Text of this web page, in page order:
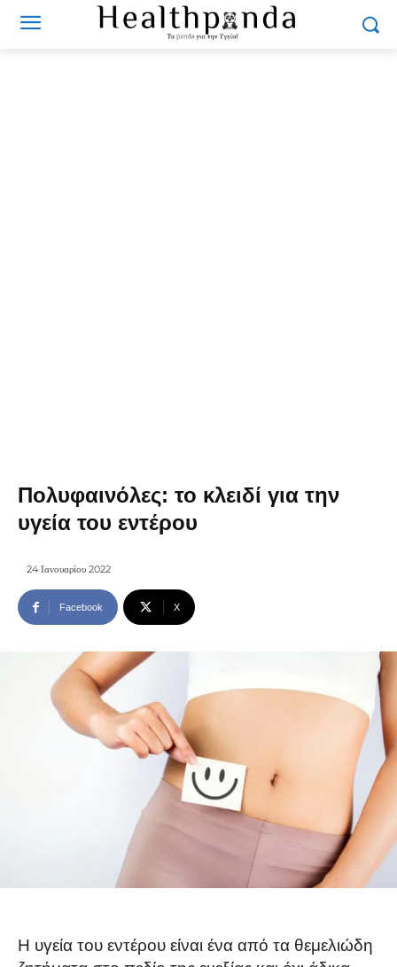
Πολυφαινόλες: το κλειδί για την
υγεία του εντέρου
24 Ιανουαρίου 2022
Facebook X
Η υγεία του εντέρου είναι ένα από τα θεμελιώδη